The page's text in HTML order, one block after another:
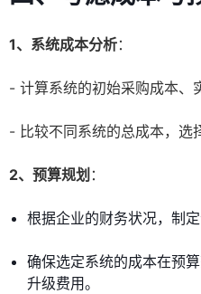
1、系统成本分析：
- 计算系统的初始采购成本、
- 比较不同系统的总成本，选
2、预算规划 ：
根据企业的财务状况，制定
确保选定系统的成本在预
升级费用。